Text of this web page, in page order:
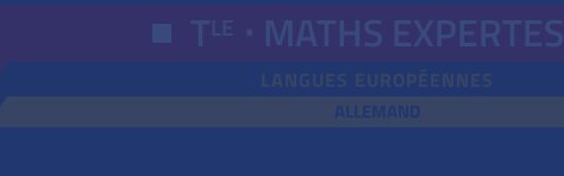
TLE ⋅ MATHS EXPERTES